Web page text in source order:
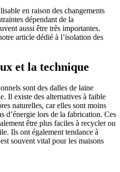
en raison des changements
dépendant de la
aussi être très importantes.
article dédié à l’isolation des
et la technique
sont des dalles de laine
Il existe des alternatives à faible
naturelles, car elles sont moins
d’énergie lors de la fabrication. Ces
être plus faciles à recycler ou
Ils ont également tendance à
souvent vital pour les maisons